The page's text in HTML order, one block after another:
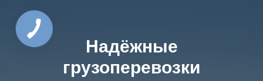
Надёжные
грузоперевозки